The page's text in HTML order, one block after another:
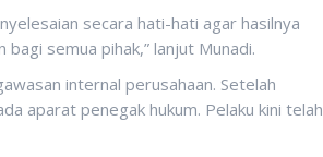
secara hati-hati agar hasilnya
semua pihak,” lanjut Munadi.
internal perusahaan. Setelah
aparat penegak hukum. Pelaku kini telah